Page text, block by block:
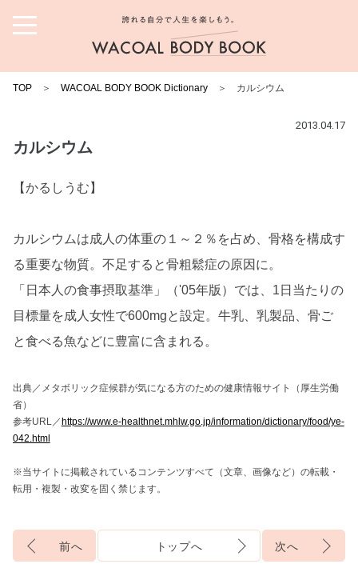
TOP＞ WACOAL BODY BOOK Dictionary＞ カルシウム
2013.04.17
カルシウム
【かるしうむ】
カルシウムは成人の体重の１～２％を占め、骨格を構成す
る重要な物質。不足すると骨粗鬆症の原因に。
「日本人の食事摂取基準」（'05年版）では、1日当たりの
目標量を成人女性で600mgと設定。牛乳、乳製品、骨ご
と食べる魚などに豊富に含まれる。
出典／メタボリック症候群が気になる方のための健康情報サイト（厚生労働
省）
参考URL／ https://www.e-healthnet.mhlw.go.jp/information/dictionary/food/ye-
042.html
※当サイトに掲載されているコンテンツすべて（文章、画像など）の転載・
転用・複製・改変を固く禁じます。
前へ トップへ 次へ